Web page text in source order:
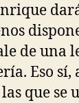
de una
Eso
que se